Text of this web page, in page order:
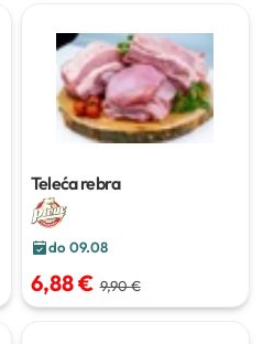
Teleća rebra
do 09.08
6,88 € 9,90 €